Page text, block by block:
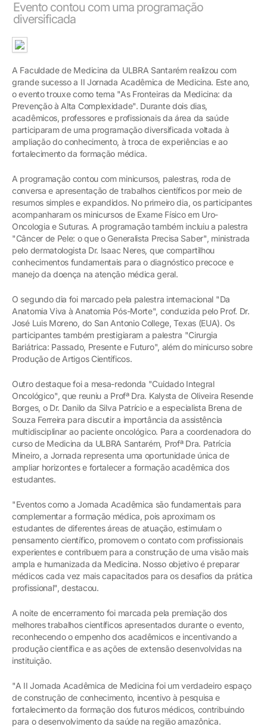
Evento contou com uma programação
diversificada
A Faculdade de Medicina da ULBRA Santarém realizou com
grande sucesso a II Jornada Acadêmica de Medicina. Este ano,
o evento trouxe como tema "As Fronteiras da Medicina: da
Prevenção à Alta Complexidade". Durante dois dias,
acadêmicos, professores e profissionais da área da saúde
participaram de uma programação diversificada voltada à
ampliação do conhecimento, à troca de experiências e ao
fortalecimento da formação médica.
A programação contou com minicursos, palestras, roda de
conversa e apresentação de trabalhos científicos por meio de
resumos simples e expandidos. No primeiro dia, os participantes
acompanharam os minicursos de Exame Físico em Uro-
Oncologia e Suturas. A programação também incluiu a palestra
"Câncer de Pele: o que o Generalista Precisa Saber", ministrada
pelo dermatologista Dr. Isaac Neres, que compartilhou
conhecimentos fundamentais para o diagnóstico precoce e
manejo da doença na atenção médica geral.
O segundo dia foi marcado pela palestra internacional "Da
Anatomia Viva à Anatomia Pós-Morte", conduzida pelo Prof. Dr.
José Luis Moreno, do San Antonio College, Texas (EUA). Os
participantes também prestigiaram a palestra "Cirurgia
Bariátrica: Passado, Presente e Futuro", além do minicurso sobre
Produção de Artigos Científicos.
Outro destaque foi a mesa-redonda "Cuidado Integral
Oncológico", que reuniu a Profª Dra. Kalysta de Oliveira Resende
Borges, o Dr. Danilo da Silva Patrício e a especialista Brena de
Souza Ferreira para discutir a importância da assistência
multidisciplinar ao paciente oncológico. Para a coordenadora do
curso de Medicina da ULBRA Santarém, Profª Dra. Patrícia
Mineiro, a Jornada representa uma oportunidade única de
ampliar horizontes e fortalecer a formação acadêmica dos
estudantes.
"Eventos como a Jornada Acadêmica são fundamentais para
complementar a formação médica, pois aproximam os
estudantes de diferentes áreas de atuação, estimulam o
pensamento científico, promovem o contato com profissionais
experientes e contribuem para a construção de uma visão mais
ampla e humanizada da Medicina. Nosso objetivo é preparar
médicos cada vez mais capacitados para os desafios da prática
profissional", destacou.
A noite de encerramento foi marcada pela premiação dos
melhores trabalhos científicos apresentados durante o evento,
reconhecendo o empenho dos acadêmicos e incentivando a
produção científica e as ações de extensão desenvolvidas na
instituição.
"A II Jornada Acadêmica de Medicina foi um verdadeiro espaço
de construção de conhecimento, incentivo à pesquisa e
fortalecimento da formação dos futuros médicos, contribuindo
para o desenvolvimento da saúde na região amazônica.